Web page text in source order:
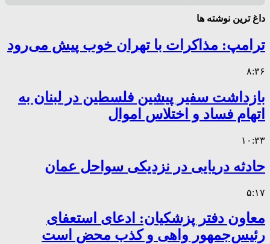
داغ ترین نوشته ها
ترامپ: مذاکرات با تهران خوب پیش می‌رود
۸:۳۶
بازداشت سفیر پیشین فلسطین در لبنان به
اتهام فساد و اختلاس اموال
۱۰:۳۳
حادثه دریایی در نزدیکی سواحل عمان
۵:۱۷
معاون دفتر پزشکیان: ادعای استعفای
رئیس‌جمهور واهی و کذب محض است